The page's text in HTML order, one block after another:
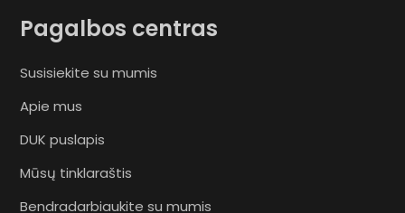
Pagalbos centras
Susisiekite su mumis
Apie mus
DUK puslapis
Mūsų tinklaraštis
Bendradarbiaukite su mumis